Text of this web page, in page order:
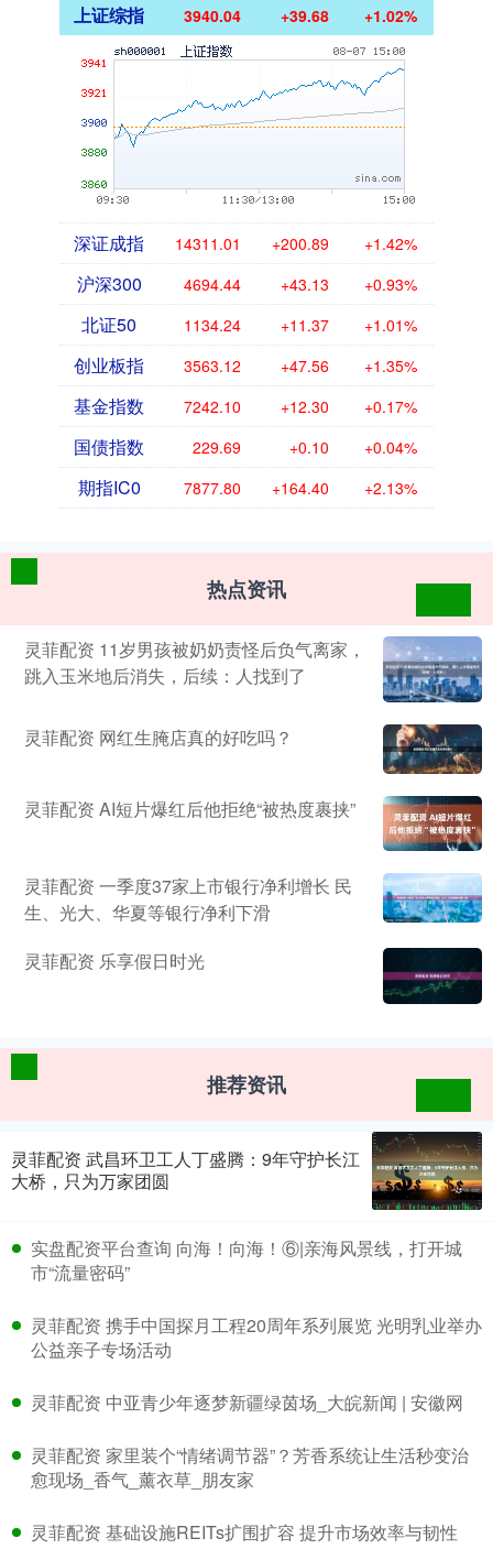
上证综指 3940.04 +39.68 +1.02%
深证成指 14311.01 +200.89 +1.42%
沪深300 4694.44 +43.13 +0.93%
北证50 1134.24 +11.37 +1.01%
创业板指 3563.12 +47.56 +1.35%
基金指数 7242.10 +12.30 +0.17%
国债指数 229.69 +0.10 +0.04%
期指IC0 7877.80 +164.40 +2.13%
热点资讯
灵菲配资 11岁男孩被奶奶责怪后负气离家，
跳入玉米地后消失，后续：人找到了
灵菲配资 网红生腌店真的好吃吗？
灵菲配资 AI短片爆红后他拒绝“被热度裹挟”
灵菲配资 一季度37家上市银行净利增长 民
生、光大、华夏等银行净利下滑
灵菲配资 乐享假日时光
推荐资讯
灵菲配资 武昌环卫工人丁盛腾：9年守护长江
大桥，只为万家团圆
实盘配资平台查询 向海！向海！⑥|亲海风景线，打开城
市“流量密码”
灵菲配资 携手中国探月工程20周年系列展览 光明乳业举办
公益亲子专场活动
灵菲配资 中亚青少年逐梦新疆绿茵场_大皖新闻 | 安徽网
灵菲配资 家里装个“情绪调节器”？芳香系统让生活秒变治
愈现场_香气_薰衣草_朋友家
灵菲配资 基础设施REITs扩围扩容 提升市场效率与韧性